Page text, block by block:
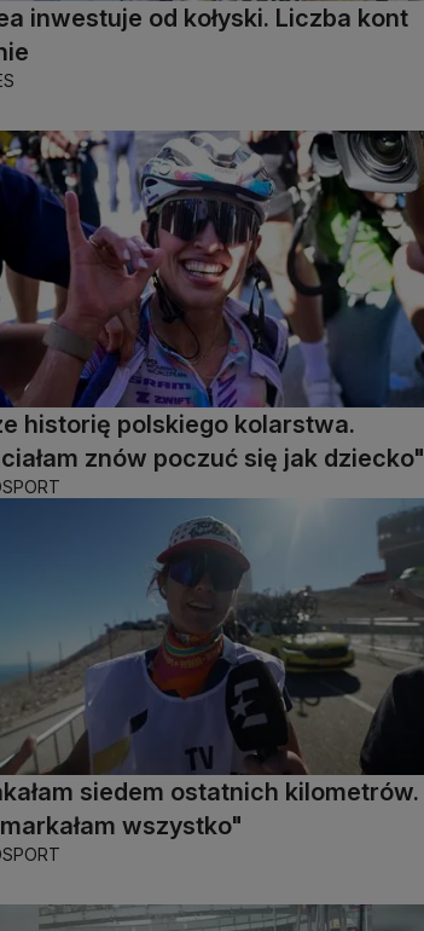
inwestuje od kołyski. Liczba kont
historię polskiego kolarstwa.
znów poczuć się jak dziecko"
siedem ostatnich kilometrów.
wszystko"